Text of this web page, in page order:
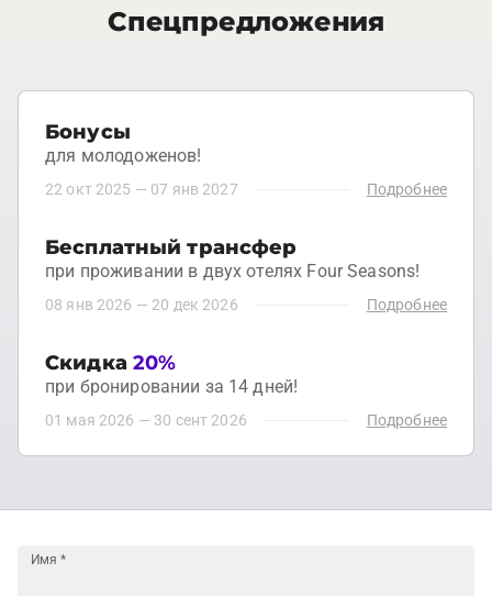
Спецпредложения
Бонусы
для молодоженов!
22 окт 2025 — 07 янв 2027 Подробнее
Бесплатный трансфер
при проживании в двух отелях Four Seasons!
08 янв 2026 — 20 дек 2026 Подробнее
Скидка 20%
при бронировании за 14 дней!
01 мая 2026 — 30 сент 2026 Подробнее
Имя *